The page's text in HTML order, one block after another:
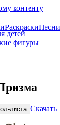
контенту
РаскраскиПесни
детей
фигуры
листа Скачать